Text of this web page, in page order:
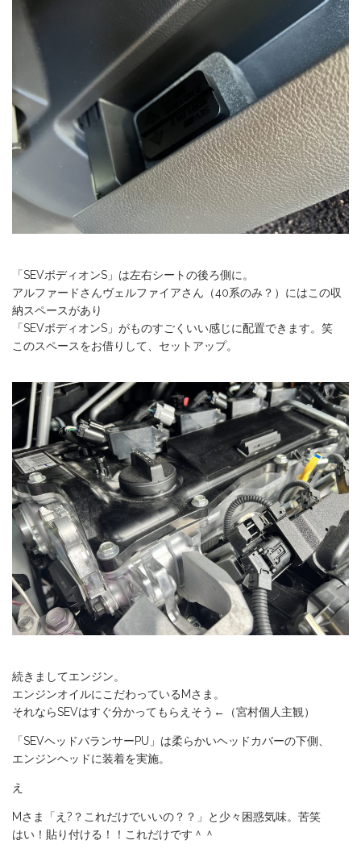
「SEVボディオンS」は左右シートの後ろ側に。
アルファードさんヴェルファイアさん（40系のみ？）にはこの収
納スペースがあり
「SEVボディオンS」がものすごくいい感じに配置できます。笑
このスペースをお借りして、セットアップ。
続きましてエンジン。
エンジンオイルにこだわっているMさま。
それならSEVはすぐ分かってもらえそう←（宮村個人主観）
「SEVヘッドバランサーPU」は柔らかいヘッドカバーの下側、
エンジンヘッドに装着を実施。
え
Mさま「え?？これだけでいいの？？」と少々困惑気味。苦笑
はい！貼り付ける！！これだけです＾＾